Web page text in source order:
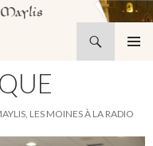
LES MOINES À LA RADIO